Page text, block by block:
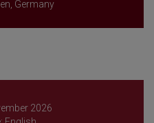
Germany
2026